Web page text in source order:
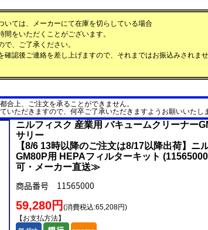
いては、メーカーにて在庫を切らしている場合
をいただくことがございます。
、ご了承ください。
認後ご連絡を差し上げますので、それまではお振込みされま
合上、ご注文を承ることができません。
いただきますので、何卒ご了承いただきますようお願いいたし
ニルフィスク 産業用 バキュームクリーナー
サリー
【8/6 13時以降のご注文は8/17以降出荷】ニ
GM80P用 HEPAフィルターキット
可・メーカー直送≫
商品番号 11565000
59,280円 (消費税込:65,208円)
【お支払方法】